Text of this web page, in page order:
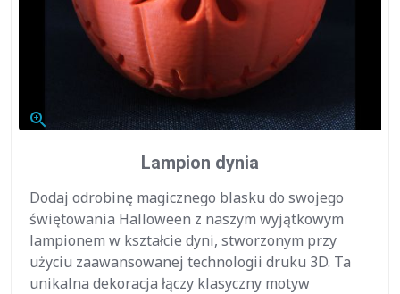
zoom_in
Lampion dynia
Dodaj odrobinę magicznego blasku do swojego
świętowania Halloween z naszym wyjątkowym
lampionem w kształcie dyni, stworzonym przy
użyciu zaawansowanej technologii druku 3D. Ta
unikalna dekoracja łączy klasyczny motyw